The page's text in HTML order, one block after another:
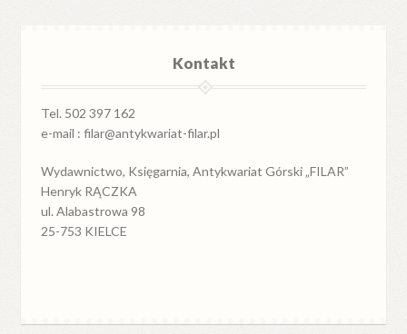
Kontakt
Tel. 502 397 162
e-mail : filar@antykwariat-filar.pl
Wydawnictwo, Księgarnia, Antykwariat Górski „FILAR”
Henryk RĄCZKA
ul. Alabastrowa 98
25-753 KIELCE